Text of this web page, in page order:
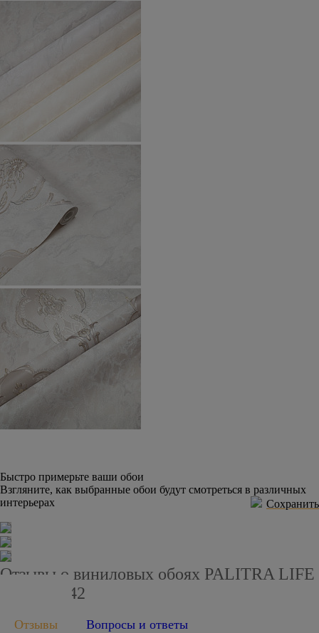
Быстро примерьте ваши обои
Взгляните, как выбранные обои будут смотреться в различных
интерьерах
Сохранить
Отзывы о виниловых обоях PALITRA LIFE
PL72521-42
Отзывы Вопросы и ответы